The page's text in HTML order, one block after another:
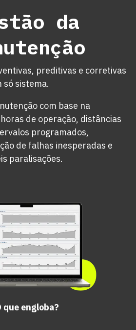
da
preditivas e corretivas
só sistema.
com base na
de operação, distâncias
programados,
de falhas inesperadas e
paralisações.
que engloba?